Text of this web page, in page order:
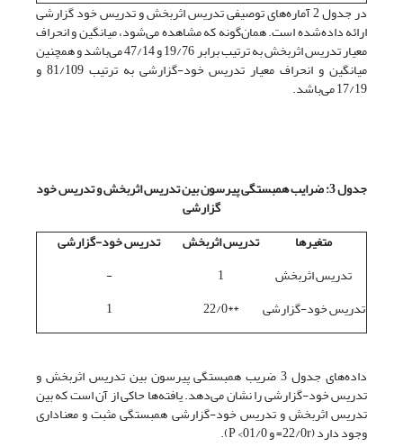
در جدول 2 آماره‌های توصیفی تدریس اثربخش و تدریس خود گزارشی
ارائه داده‌شده است. همان‌گونه که مشاهده می‌شود، میانگین و انحراف
معیار تدریس اثربخش به ترتیب برابر 19/76 و 47/14 می‌باشد و همچنین
میانگین و انحراف معیار تدریس خود-گزارشی به ترتیب 81/109 و
17/19 می‌باشد.
جدول 3: ضرایب همبستگی پیرسون بین تدریس اثربخش و تدریس خود
گزارشی
متغیرها
تدریس اثربخش
تدریس خود-گزارشی
تدریس اثربخش
1
-
تدریس خود-گزارشی
**22/0
1
داده‌های جدول 3 ضریب همبستگی پیرسون بین تدریس اثربخش و
تدریس خود-گزارشی را نشان می‌دهد. یافته‌ها حاکی از آن است که بین
تدریس اثربخش و تدریس خود-گزارشی همبستگی مثبت و معناداری
وجود دارد (22/0r= و 01/0> P).